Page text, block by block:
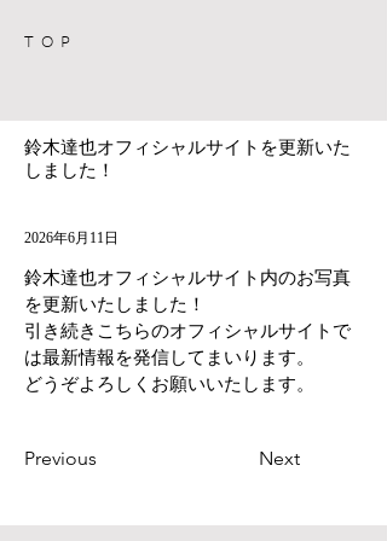
TOP
鈴木達也オフィシャルサイトを更新いた
しました！
2026年6月11日
鈴木達也オフィシャルサイト内のお写真
を更新いたしました！
引き続きこちらのオフィシャルサイトで
は最新情報を発信してまいります。
どうぞよろしくお願いいたします。
Previous Next